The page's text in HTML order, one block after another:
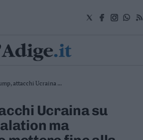
VAI
attacchi Ucraina ...
Ucraina su
ma